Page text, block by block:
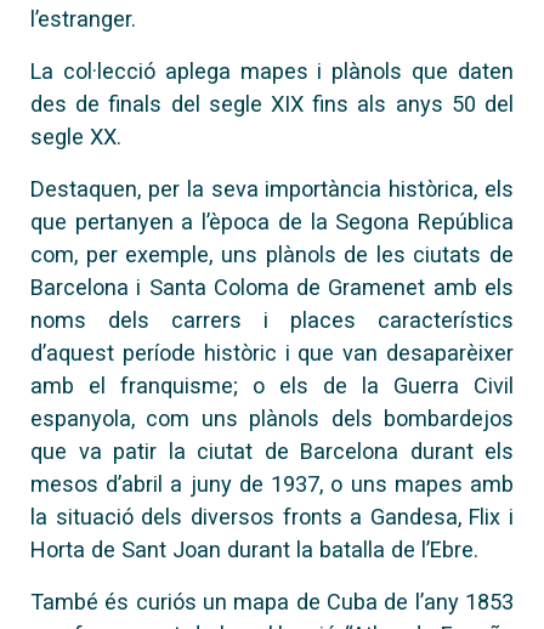
l’estranger.
La col·lecció aplega mapes i plànols que daten
des de finals del segle XIX fins als anys 50 del
segle XX.
Destaquen, per la seva importància històrica, els
que pertanyen a l’època de la Segona República
com, per exemple, uns plànols de les ciutats de
Barcelona i Santa Coloma de Gramenet amb els
noms dels carrers i places característics
d’aquest període històric i que van desaparèixer
amb el franquisme; o els de la Guerra Civil
espanyola, com uns plànols dels bombardejos
que va patir la ciutat de Barcelona durant els
mesos d’abril a juny de 1937, o uns mapes amb
la situació dels diversos fronts a Gandesa, Flix i
Horta de Sant Joan durant la batalla de l’Ebre.
També és curiós un mapa de Cuba de l’any 1853